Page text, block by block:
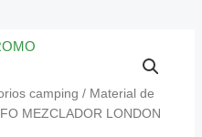
camping / Material de
MEZCLADOR LONDON